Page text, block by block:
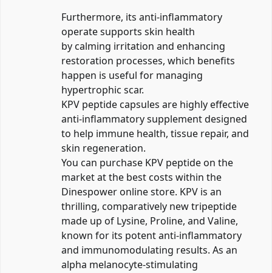
Furthermore, its anti-inflammatory
operate supports skin health
by calming irritation and enhancing
restoration processes, which benefits
happen is useful for managing
hypertrophic scar.
KPV peptide capsules are highly effective
anti-inflammatory supplement designed
to help immune health, tissue repair, and
skin regeneration.
You can purchase KPV peptide on the
market at the best costs within the
Dinespower online store. KPV is an
thrilling, comparatively new tripeptide
made up of Lysine, Proline, and Valine,
known for its potent anti-inflammatory
and immunomodulating results. As an
alpha melanocyte-stimulating